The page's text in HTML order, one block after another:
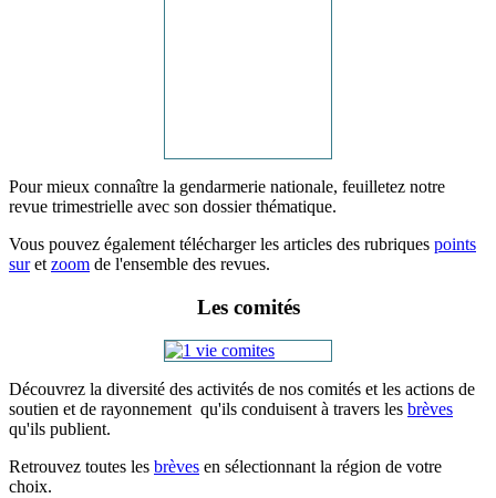
Pour mieux connaître la gendarmerie nationale, feuilletez notre
revue trimestrielle avec son dossier thématique.
Vous pouvez également télécharger les articles des rubriques points
suret zoom de l'ensemble des revues.
Les comités
Découvrez la diversité des activités de nos comités et les actions de
soutien et de rayonnement qu'ils conduisent à travers les brèves
qu'ils publient.
Retrouvez toutes les brèves en sélectionnant la région de votre
choix.